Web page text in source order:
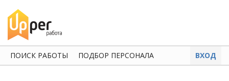
ПОИСК РАБОТЫ ПОДБОР ПЕРСОНАЛА ВХОД